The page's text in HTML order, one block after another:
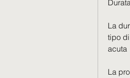
La
tipo
acuta
La